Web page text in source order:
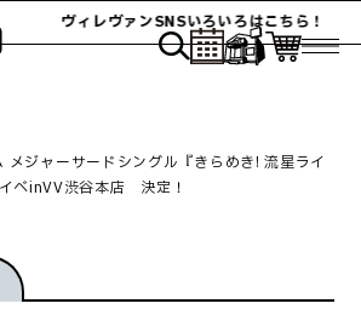
ヴィレヴァンSNSいろいろはこちら！
メジャーサードシングル『きらめき! 流星ライ
ベinVV渋谷本店 決定！